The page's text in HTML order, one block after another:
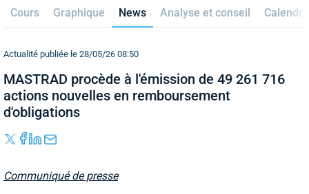
Cours Graphique News Analyse et conseil
Actualité publiée le 28/05/26 08:50
MASTRAD procède à l'émission de 49 261 716
actions nouvelles en remboursement
d'obligations
Communiqué de presse